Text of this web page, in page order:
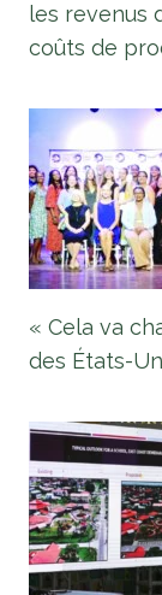
les revenus
coûts de
« Cela va
des États-